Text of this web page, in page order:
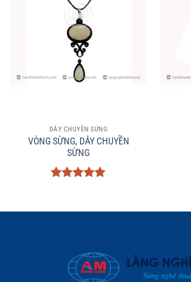
DÂY CHUYỀN SỪNG
VÒNG SỪNG, DÂY CHUYỀN
SỪNG
sao